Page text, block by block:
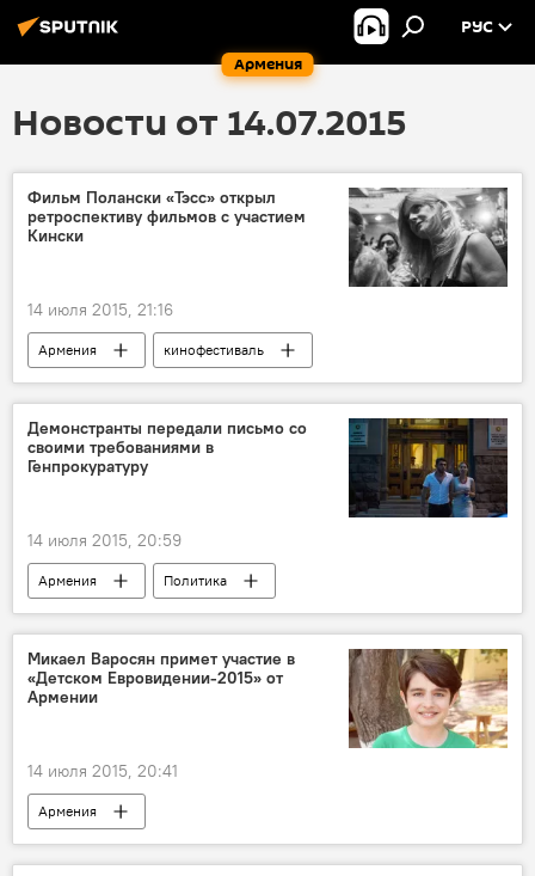
Армения
РУС
Новости от 14.07.2015
Фильм Полански «Тэсс» открыл
ретроспективу фильмов с участием
Кински
14 июля 2015, 21:16
Армения кинофестиваль
Демонстранты передали письмо со
своими требованиями в
Генпрокуратуру
14 июля 2015, 20:59
Армения Политика
Микаел Варосян примет участие в
«Детском Евровидении-2015» от
Армении
14 июля 2015, 20:41
Армения